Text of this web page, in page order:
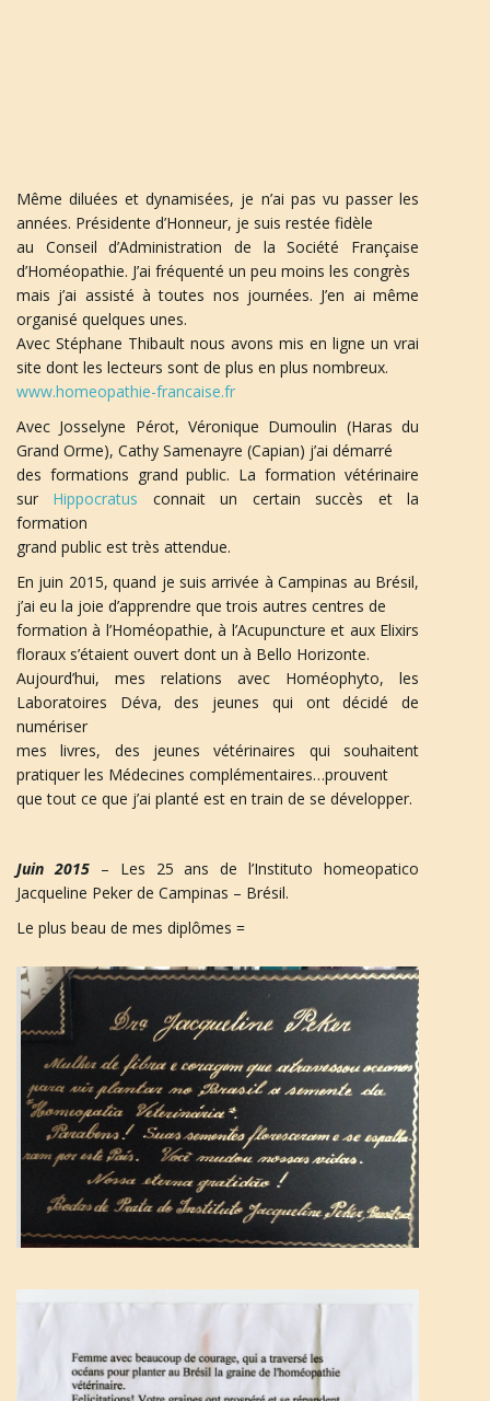
Même diluées et dynamisées, je n’ai pas vu passer les
années. Présidente d’Honneur, je suis restée fidèle
au Conseil d’Administration de la Société Française
d’Homéopathie. J’ai fréquenté un peu moins les congrès
mais j’ai assisté à toutes nos journées. J’en ai même
organisé quelques unes.
Avec Stéphane Thibault nous avons mis en ligne un vrai
site dont les lecteurs sont de plus en plus nombreux.
www.homeopathie-francaise.fr
Avec Josselyne Pérot, Véronique Dumoulin (Haras du
Grand Orme), Cathy Samenayre (Capian) j’ai démarré
des formations grand public. La formation vétérinaire
sur Hippocratus connait un certain succès et la
formation
grand public est très attendue.
En juin 2015, quand je suis arrivée à Campinas au Brésil,
j’ai eu la joie d’apprendre que trois autres centres de
formation à l’Homéopathie, à l’Acupuncture et aux Elixirs
floraux s’étaient ouvert dont un à Bello Horizonte.
Aujourd’hui, mes relations avec Homéophyto, les
Laboratoires Déva, des jeunes qui ont décidé de
numériser
mes livres, des jeunes vétérinaires qui souhaitent
pratiquer les Médecines complémentaires…prouvent
que tout ce que j’ai planté est en train de se développer.
Juin 2015– Les 25 ans de l’Instituto homeopatico
Jacqueline Peker de Campinas – Brésil.
Le plus beau de mes diplômes =